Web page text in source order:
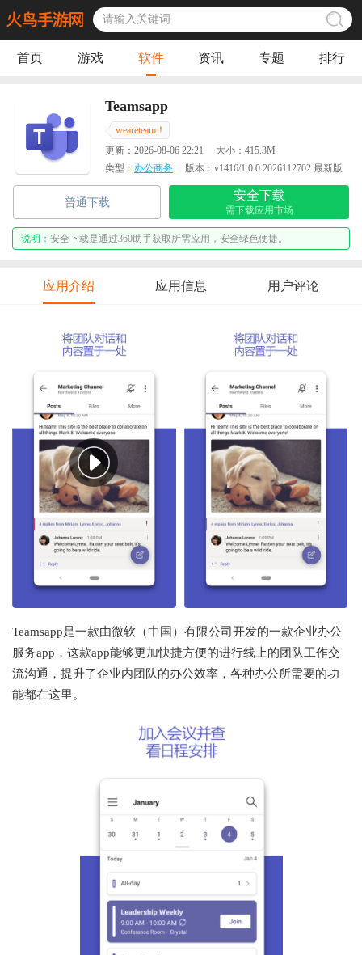
首页 游戏 软件 资讯 专题 排行
Teamsapp
weareteam！
更新： 2026-08-06 22:21 大小： 415.3M
类型： 办公商务 版本： v1416/1.0.0.2026112702 最新版
普通下载
安全下载
需下载应用市场
说明： 安全下载是通过360助手获取所需应用，安全绿色便捷。
应用介绍 应用信息 用户评论
Teamsapp是一款由微软（中国）有限公司开发的一款企业办公
服务app，这款app能够更加快捷方便的进行线上的团队工作交
流沟通，提升了企业内团队的办公效率，各种办公所需要的功
能都在这里。